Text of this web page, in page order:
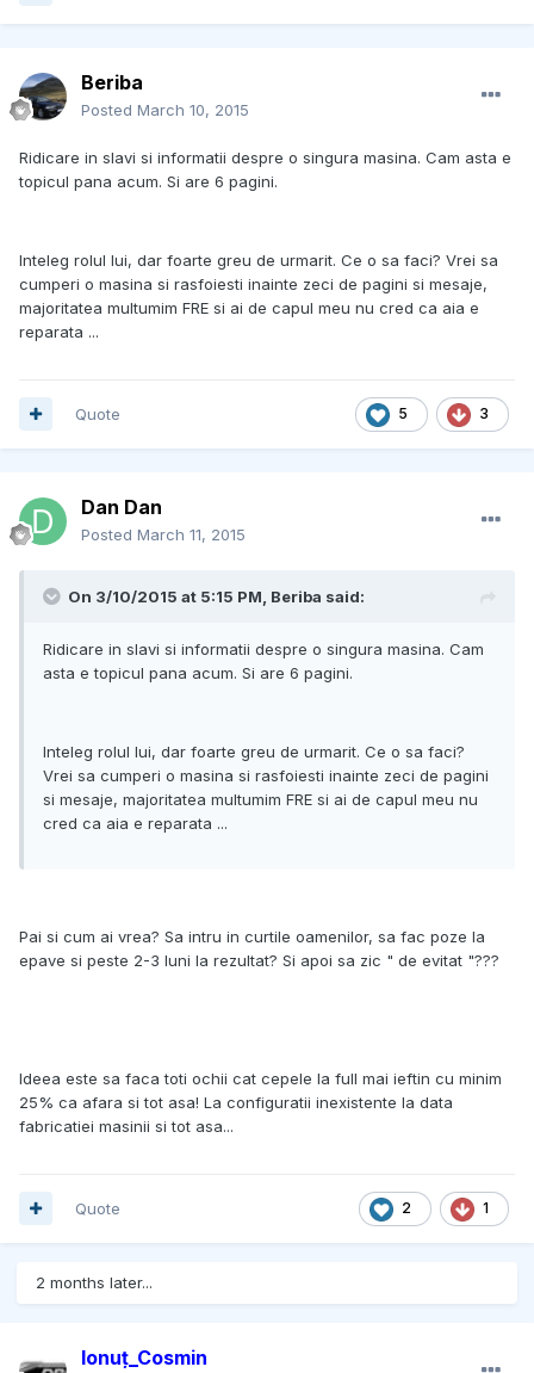
Beriba
Posted March 10, 2015
Ridicare in slavi si informatii despre o singura masina. Cam asta e
topicul pana acum. Si are 6 pagini.
Inteleg rolul lui, dar foarte greu de urmarit. Ce o sa faci? Vrei sa
cumperi o masina si rasfoiesti inainte zeci de pagini si mesaje,
majoritatea multumim FRE si ai de capul meu nu cred ca aia e
reparata ...
5 3
Quote
Dan Dan
Posted March 11, 2015
On 3/10/2015 at 5:15 PM, Beriba said:
Ridicare in slavi si informatii despre o singura masina. Cam
asta e topicul pana acum. Si are 6 pagini.
Inteleg rolul lui, dar foarte greu de urmarit. Ce o sa faci?
Vrei sa cumperi o masina si rasfoiesti inainte zeci de pagini
si mesaje, majoritatea multumim FRE si ai de capul meu nu
cred ca aia e reparata ...
Pai si cum ai vrea? Sa intru in curtile oamenilor, sa fac poze la
epave si peste 2-3 luni la rezultat? Si apoi sa zic " de evitat "???
Ideea este sa faca toti ochii cat cepele la full mai ieftin cu minim
25% ca afara si tot asa! La configuratii inexistente la data
fabricatiei masinii si tot asa...
2 1
Quote
2 months later...
Ionuț_Cosmin